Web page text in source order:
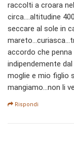
raccolti a croara
circa....altitudine
seccare al sole in
accordo che
indipendemente
moglie e mio figlio
mangiamo...non li
Rispondi